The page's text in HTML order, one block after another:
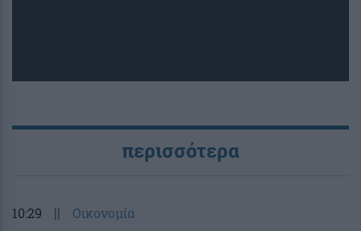
περισσότερα
10:29 || Οικονομία